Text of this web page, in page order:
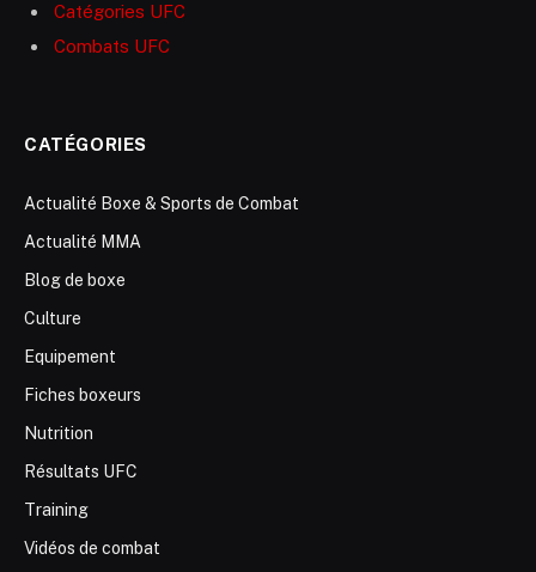
Catégories UFC
Combats UFC
CATÉGORIES
Actualité Boxe & Sports de Combat
Actualité MMA
Blog de boxe
Culture
Equipement
Fiches boxeurs
Nutrition
Résultats UFC
Training
Vidéos de combat